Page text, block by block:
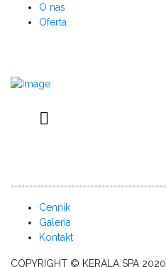
O nas
Oferta
Cennik
Galeria
Kontakt
COPYRIGHT © KERALA SPA 2020